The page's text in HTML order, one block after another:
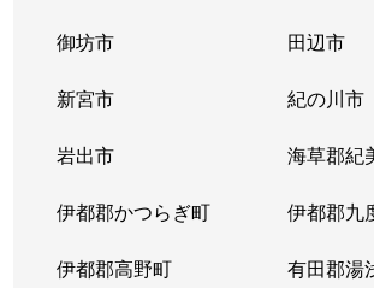
御坊市 田辺市
新宮市 紀の川市
岩出市 海草郡紀
伊都郡かつらぎ町 伊都郡九
伊都郡高野町 有田郡湯